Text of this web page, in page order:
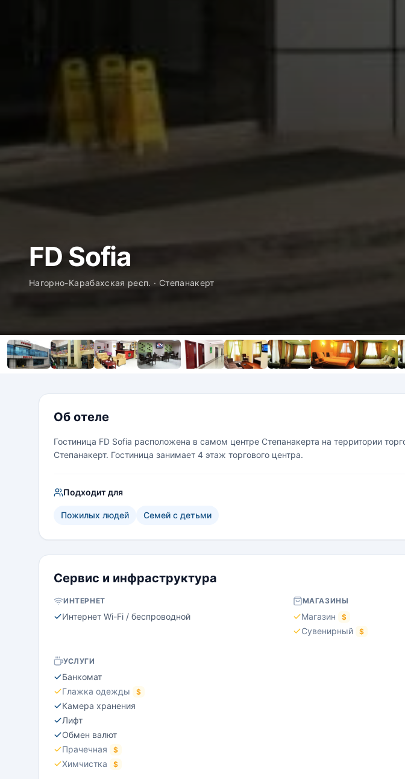
FD Sofia
Нагорно-Карабахская респ. · Степанакерт
Об отеле
Гостиница FD Sofia расположена в самом центре Степанакерта на территории
Степанакерт. Гостиница занимает 4 этаж торгового центра.
Подходит для
Пожилых людей Семей с детьми
Сервис и инфраструктура
ИНТЕРНЕТ
Интернет Wi-Fi / беспроводной
МАГАЗИНЫ
Магазин $
Сувенирный $
УСЛУГИ
Банкомат
Глажка одежды
$
Камера хранения
Лифт
Обмен валют
Прачечная
$
Химчистка $